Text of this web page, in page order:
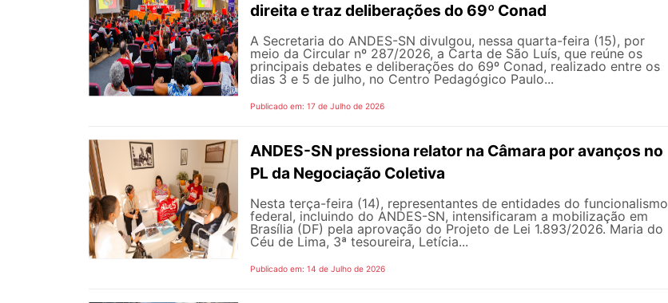
direita e traz deliberações do 69º Conad
A Secretaria do ANDES-SN divulgou, nessa quarta-feira (15), por
meio da Circular nº 287/2026, a Carta de São Luís, que reúne os
principais debates e deliberações do 69º Conad, realizado entre os
dias 3 e 5 de julho, no Centro Pedagógico Paulo...
Publicado em: 17 de Julho de 2026
ANDES-SN pressiona relator na Câmara por avanços no
PL da Negociação Coletiva
Nesta terça-feira (14), representantes de entidades do funcionalismo
federal, incluindo do ANDES-SN, intensificaram a mobilização em
Brasília (DF) pela aprovação do Projeto de Lei 1.893/2026. Maria do
Céu de Lima, 3ª tesoureira, Letícia...
Publicado em: 14 de Julho de 2026